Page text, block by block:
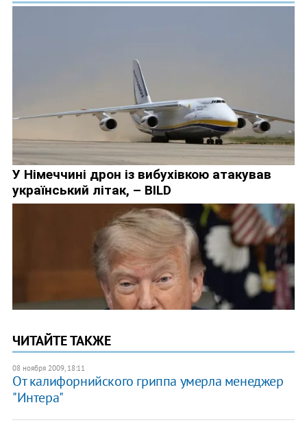
ЧИТАЙТЕ ТАКЖЕ
08 ноября 2009, 18:11
От калифорнийского гриппа умерла менеджер
"Интера"